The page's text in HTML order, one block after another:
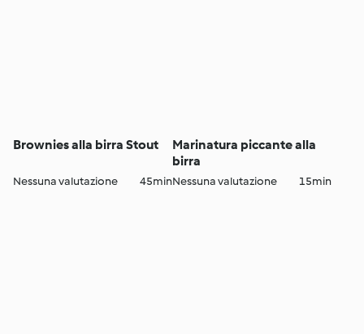
Brownies alla birra Stout
Nessuna valutazione 45min
Marinatura piccante alla
birra
Nessuna valutazione 15min